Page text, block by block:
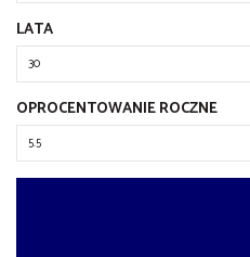
LATA
OPROCENTOWANIE ROCZNE